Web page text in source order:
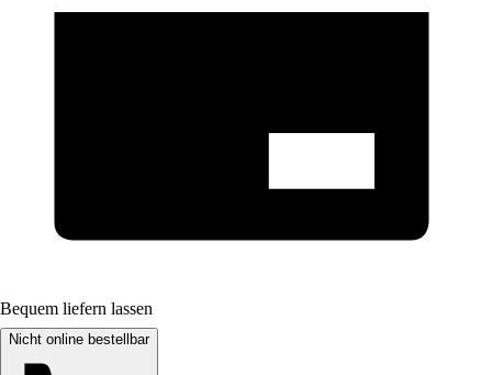
Bequem liefern lassen
Nicht online bestellbar